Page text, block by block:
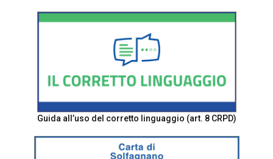
Guida all’uso del corretto linguaggio (art. 8 CRPD)